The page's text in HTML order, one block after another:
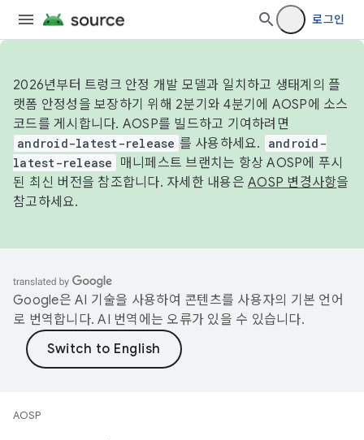
로그인
2026년부터 트렁크 안정 개발 모델과 일치하고 생태계의 플
랫폼 안정성을 보장하기 위해 2분기와 4분기에 AOSP에 소스
코드를 게시합니다. AOSP를 빌드하고 기여하려면
android-latest-release 를 사용하세요.
android-
latest-release
매니페스트 브랜치는 항상 AOSP에 푸시
된 최신 버전을 참조합니다. 자세한 내용은 AOSP 변경사항을
참고하세요.
Google은 AI 기술을 사용하여 콘텐츠를 사용자의 기본 언어
로 번역합니다. AI 번역에는 오류가 있을 수 있습니다.
AOSP